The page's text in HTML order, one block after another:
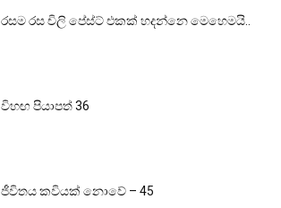
රසම රස චිලි පේස්ට් එකක් හදන්නෙ මෙහෙමයි..
විහඟ පියාපත් 36
ජීවිතය කවියක් නොවේ – 45